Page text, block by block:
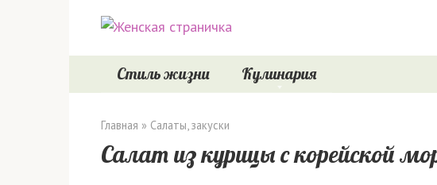
Стиль жизни Кулинария
Главная » Салаты, закуски
Салат из курицы с корейской